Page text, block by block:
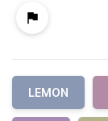
LEMON